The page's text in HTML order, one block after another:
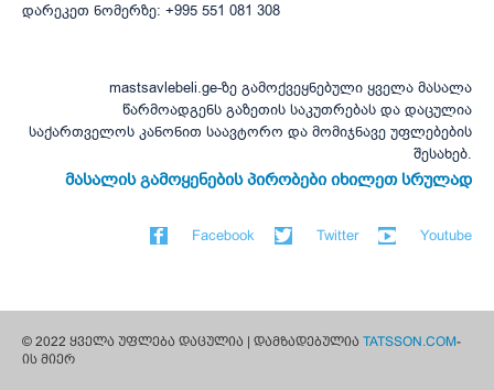
დარეკეთ ნომერზე: +995 551 081 308
mastsavlebeli.ge-ზე გამოქვეყნებული ყველა მასალა
წარმოადგენს გაზეთის საკუთრებას და დაცულია
საქართველოს კანონით საავტორო და მომიჯნავე უფლებების
შესახებ.
მასალის გამოყენების პირობები იხილეთ სრულად
Facebook Twitter Youtube
© 2022 ყველა უფლება დაცულია | დამზადებულია TATSSON.COM-
ის მიერ